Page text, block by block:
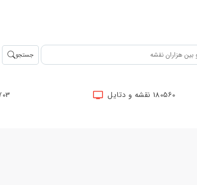
جستجو
180560 نقشه و دتایل